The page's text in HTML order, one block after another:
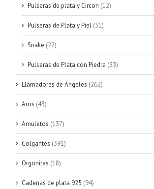
Pulseras de plata y Circon (12)
Pulseras de Plata y Piel (51)
Snake (22)
Pulseras de Plata con Piedra (33)
Llamadores de Ángeles (262)
Aros (43)
Amuletos (137)
Colgantes (391)
Orgonitas (18)
Cadenas de plata 925 (94)